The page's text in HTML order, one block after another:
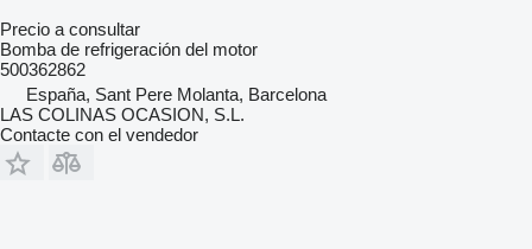
Precio a consultar
Bomba de refrigeración del motor
500362862
España, Sant Pere Molanta, Barcelona
LAS COLINAS OCASION, S.L.
Contacte con el vendedor